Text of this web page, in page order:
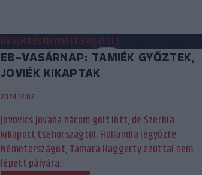
DVSCHírekKiemeltVálogatott
EB-VASÁRNAP: TAMIÉK GYŐZTEK,
JOVIÉK KIKAPTAK
2024.12.02.
Jovovics Jovana három gólt lőtt, de Szerbia
kikapott Csehországtól. Hollandia legyőzte
Németországot, Tamara Haggerty ezúttal nem
lépett pályára.